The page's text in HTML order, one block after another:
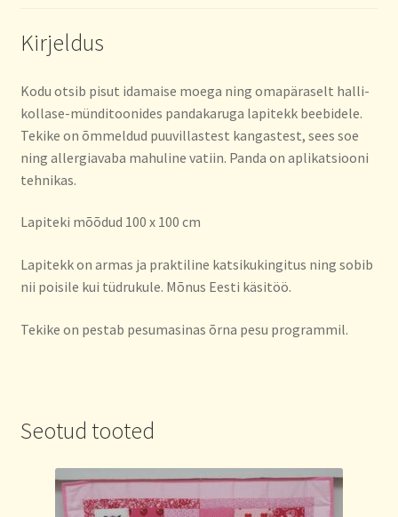
Kirjeldus
Kodu otsib pisut idamaise moega ning omapäraselt halli-
kollase-münditoonides pandakaruga lapitekk beebidele.
Tekike on õmmeldud puuvillastest kangastest, sees soe
ning allergiavaba mahuline vatiin. Panda on aplikatsiooni
tehnikas.
Lapiteki mõõdud 100 x 100 cm
Lapitekk on armas ja praktiline katsikukingitus ning sobib
nii poisile kui tüdrukule. Mõnus Eesti käsitöö.
Tekike on pestab pesumasinas õrna pesu programmil.
Seotud tooted